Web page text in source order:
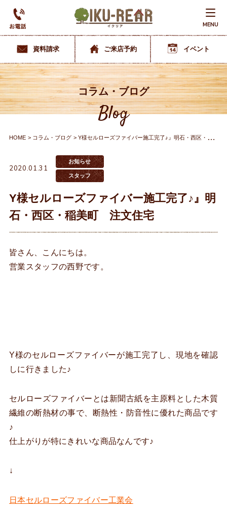
MENU
資料請求 ご来店予約 イベント
コラム・ブログ
Blog
HOME コラム・ブログ Y様セルローズファイバー施工完了♪』明石・西区・稲美町 注文住宅
2020.01.31
お知らせ
スタッフ
Y様セルローズファイバー施工完了♪』明
石・西区・稲美町 注文住宅
皆さん、こんにちは。
営業スタッフの西野です。
Y様のセルローズファイバーが施工完了し、現地を確認
しに行きました♪
セルローズファイバーとは新聞古紙を主原料とした木質
繊維の断熱材の事で、断熱性・防音性に優れた商品です
♪
仕上がりが特にきれいな商品なんです♪
↓
日本セルローズファイバー工業会